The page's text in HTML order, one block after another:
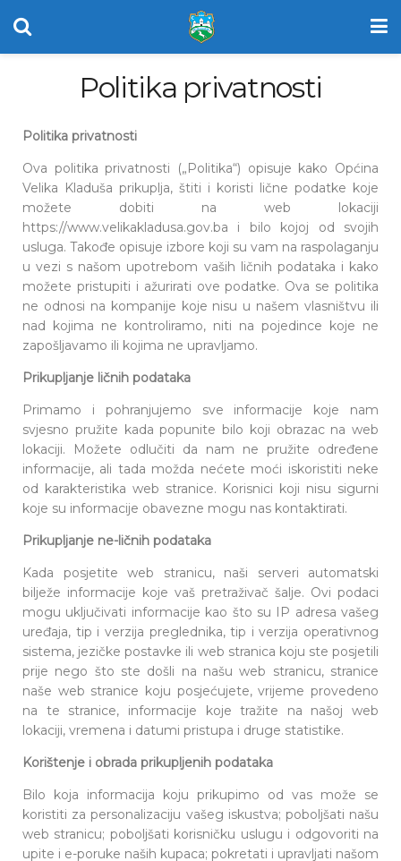
Politika privatnosti
Politika privatnosti
Ova politika privatnosti („Politika“) opisuje kako Općina
Velika Kladuša prikuplja, štiti i koristi lične podatke koje
možete dobiti na web lokaciji
https://www.velikakladusa.gov.ba i bilo kojoj od svojih
usluga. Takođe opisuje izbore koji su vam na raspolaganju
u vezi s našom upotrebom vaših ličnih podataka i kako
možete pristupiti i ažurirati ove podatke. Ova se politika
ne odnosi na kompanije koje nisu u našem vlasništvu ili
nad kojima ne kontroliramo, niti na pojedince koje ne
zapošljavamo ili kojima ne upravljamo.
Prikupljanje ličnih podataka
Primamo i pohranjujemo sve informacije koje nam
svjesno pružite kada popunite bilo koji obrazac na web
lokaciji. Možete odlučiti da nam ne pružite određene
informacije, ali tada možda nećete moći iskoristiti neke
od karakteristika web stranice. Korisnici koji nisu sigurni
koje su informacije obavezne mogu nas kontaktirati.
Prikupljanje ne-ličnih podataka
Kada posjetite web stranicu, naši serveri automatski
bilježe informacije koje vaš pretraživač šalje. Ovi podaci
mogu uključivati informacije kao što su IP adresa vašeg
uređaja, tip i verzija preglednika, tip i verzija operativnog
sistema, jezičke postavke ili web stranica koju ste posjetili
prije nego što ste došli na našu web stranicu, stranice
naše web stranice koju posjećujete, vrijeme provedeno
na te stranice, informacije koje tražite na našoj web
lokaciji, vremena i datumi pristupa i druge statistike.
Korištenje i obrada prikupljenih podataka
Bilo koja informacija koju prikupimo od vas može se
koristiti za personalizaciju vašeg iskustva; poboljšati našu
web stranicu; poboljšati korisničku uslugu i odgovoriti na
upite i e-poruke naših kupaca; pokretati i upravljati našom